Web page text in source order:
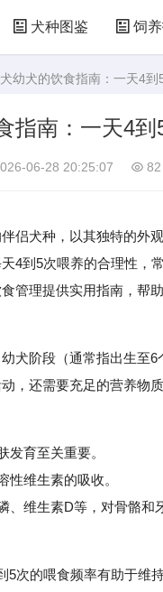
犬种图鉴 饲
幼犬的饮食指南：一天4
指南：一天4
06-28 20:25:07 82
侣犬种，以其独特的外
天4到5次喂养的合理性，
管理提供实用指南，帮
阶段（通常指出生至6
，还需要充足的营养物
发育至关重要。
维生素的吸收。
维生素D等，对骨骼和牙
的喂食频率有助于维